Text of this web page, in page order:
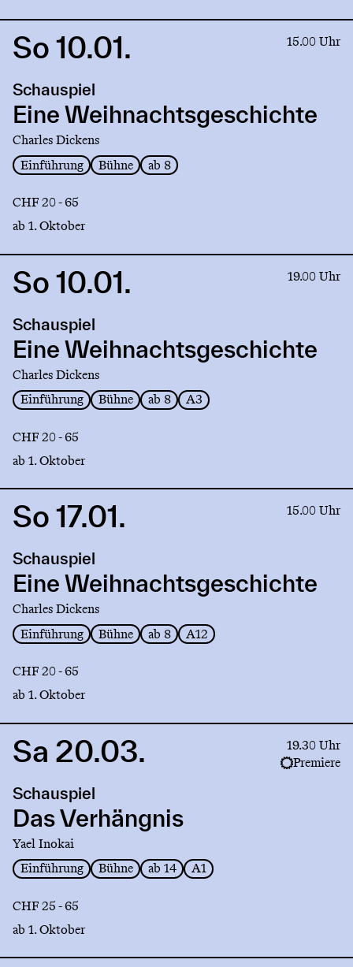
Link
Eine
Weihnachtsgeschichte
So 10.01. 15.00 Uhr
Schauspiel
Eine Weihnachtsgeschichte
Charles Dickens
Einführung
Bühne ab 8
CHF 20 - 65
ab 1. Oktober
Link
Eine
Weihnachtsgeschichte
So 10.01. 19.00 Uhr
Schauspiel
Eine Weihnachtsgeschichte
Charles Dickens
Einführung
Bühne ab 8 A3
CHF 20 - 65
ab 1. Oktober
Link
Eine
Weihnachtsgeschichte
So 17.01. 15.00 Uhr
Schauspiel
Eine Weihnachtsgeschichte
Charles Dickens
Einführung
Bühne ab 8 A12
CHF 20 - 65
ab 1. Oktober
Link
Das
Verhängnis
Sa 20.03.
19.30 Uhr
Premiere
Schauspiel
Das Verhängnis
Yael Inokai
Einführung
Bühne ab 14 A1
CHF 25 - 65
ab 1. Oktober